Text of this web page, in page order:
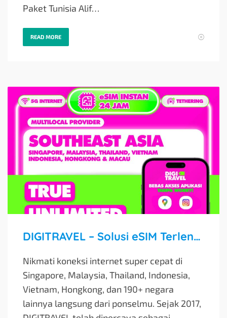
Paket Tunisia Alif…
READ MORE
DIGITRAVEL – Solusi eSIM Terlengkap untuk Traveler Asia
Nikmati koneksi internet super cepat di
Singapore, Malaysia, Thailand, Indonesia,
Vietnam, Hongkong, dan 190+ negara
lainnya langsung dari ponselmu. Sejak 2017,